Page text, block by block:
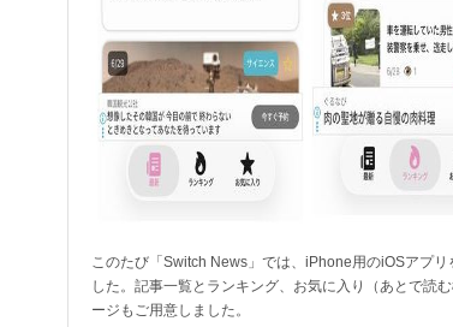
このたび「Switch News」では、iPhone用のiOSアプリ
した。記事一覧とランキング、お気に入り（あとで読
ージもご用意しました。